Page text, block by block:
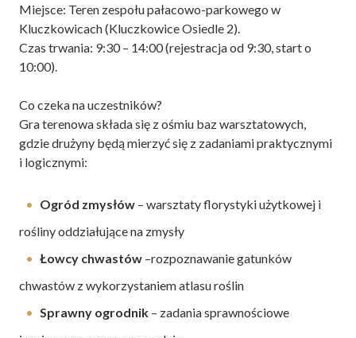
Miejsce: Teren zespołu pałacowo-parkowego w
Kluczkowicach (Kluczkowice Osiedle 2).
Czas trwania: 9:30 – 14:00 (rejestracja od 9:30, start o
10:00).
Co czeka na uczestników?
Gra terenowa składa się z ośmiu baz warsztatowych,
gdzie drużyny będą mierzyć się z zadaniami praktycznymi
i logicznymi:
Ogród zmysłów – warsztaty florystyki użytkowej i
rośliny oddziałujące na zmysły
Łowcy chwastów –rozpoznawanie gatunków
chwastów z wykorzystaniem atlasu roślin
Sprawny ogrodnik – zadania sprawnościowe